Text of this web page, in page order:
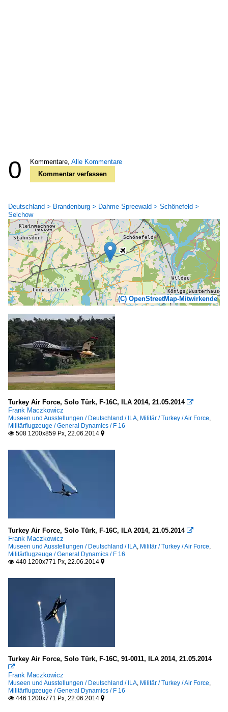
0 Kommentare, Alle Kommentare
Kommentar verfassen
Deutschland > Brandenburg > Dahme-Spreewald > Schönefeld >
Selchow
(C) OpenStreetMap-Mitwirkende
Turkey Air Force, Solo Türk, F-16C, ILA 2014, 21.05.2014 
Frank Maczkowicz
Museen und Ausstellungen / Deutschland / ILA, Militär / Turkey / Air Force,
Militärflugzeuge / General Dynamics / F 16
 508 1200x859 Px, 22.06.2014 
Turkey Air Force, Solo Türk, F-16C, ILA 2014, 21.05.2014 
Frank Maczkowicz
Museen und Ausstellungen / Deutschland / ILA, Militär / Turkey / Air Force,
Militärflugzeuge / General Dynamics / F 16
 440 1200x771 Px, 22.06.2014 
Turkey Air Force, Solo Türk, F-16C, 91-0011, ILA 2014, 21.05.2014

Frank Maczkowicz
Museen und Ausstellungen / Deutschland / ILA, Militär / Turkey / Air Force,
Militärflugzeuge / General Dynamics / F 16
 446 1200x771 Px, 22.06.2014 